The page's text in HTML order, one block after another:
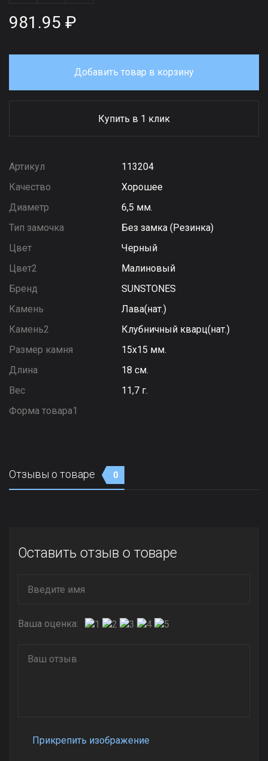
981.95 ₽
Добавить товар в корзину
Купить в 1 клик
Артикул
113204
Качество
Хорошее
Диаметр
6,5 мм.
Тип замочка
Без замка (Резинка)
Цвет
Черный
Цвет2
Малиновый
Бренд
SUNSTONES
Камень
Лава(нат.)
Камень2
Клубничный кварц(нат.)
Размер камня
15х15 мм.
Длина
18 см.
Вес
11,7 г.
Форма товара1
Отзывы о товаре 0
Оставить отзыв о товаре
Ваша оценка:
Прикрепить изображение